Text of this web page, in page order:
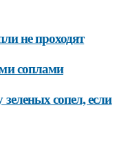
не проходят
соплами
сопел, если